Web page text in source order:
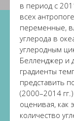
в период с
всех
переменные,
углерода в
углеродным
Белленджер и
градиенты
представить
(2000–2014
оценивая, как
количество